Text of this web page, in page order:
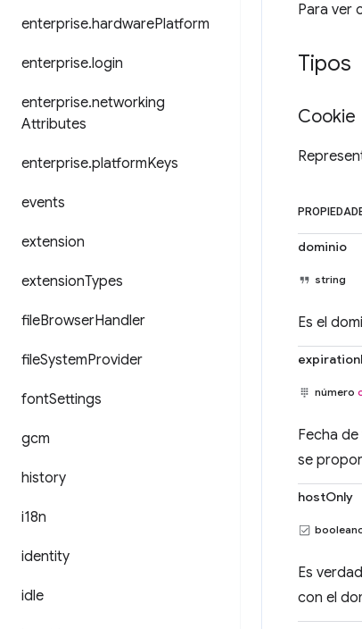
enterprise.hardwarePlatform
enterprise.login
enterprise.networking
Attributes
enterprise.platformKeys
events
extension
extensionTypes
fileBrowserHandler
fileSystemProvider
fontSettings
gcm
history
i18n
identity
idle
Para ver
Tipos
Cookie
dominio
string
Es el
número
Fecha
se
hostOnly
Es
con el